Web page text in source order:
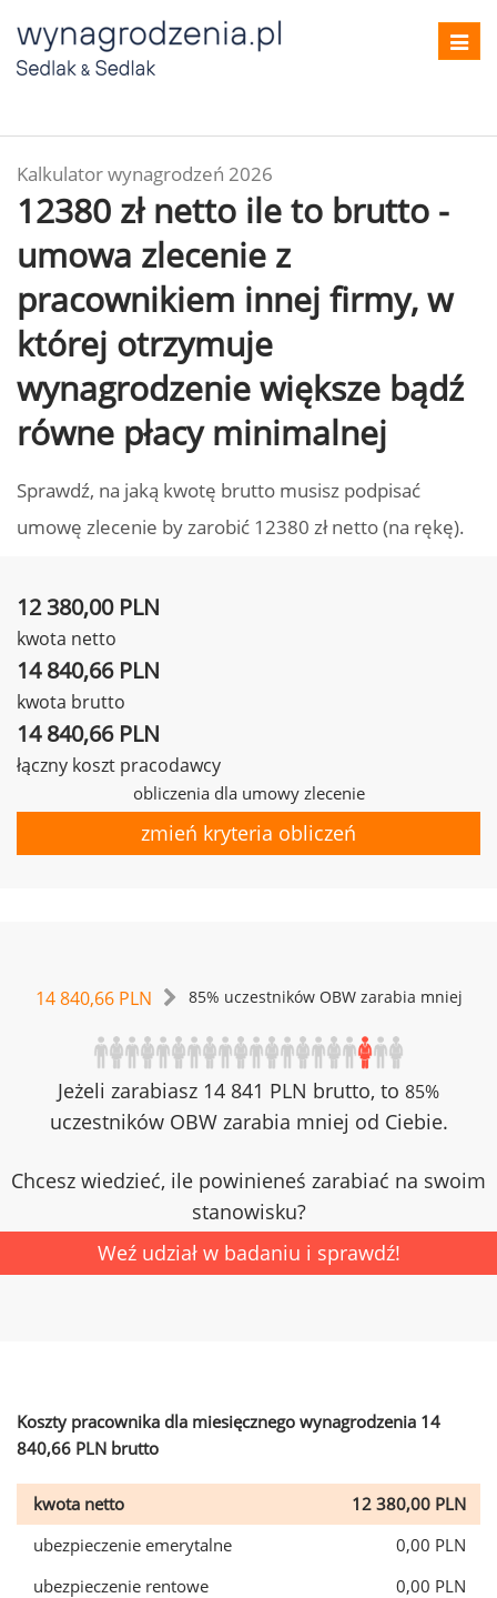
Kalkulator wynagrodzeń 2026
12380 zł netto ile to brutto -
umowa zlecenie z
pracownikiem innej firmy, w
której otrzymuje
wynagrodzenie większe bądź
równe płacy minimalnej
Sprawdź, na jaką kwotę brutto musisz podpisać
umowę zlecenie by zarobić 12380 zł netto (na rękę).
12 380,00 PLN
kwota netto
14 840,66 PLN
kwota brutto
14 840,66 PLN
łączny koszt pracodawcy
obliczenia dla umowy zlecenie
zmień kryteria obliczeń
14 840,66 PLN 85% uczestników OBW zarabia mniej
Jeżeli zarabiasz 14 841 PLN brutto, to 85%
uczestników OBW zarabia mniej od Ciebie.
Chcesz wiedzieć, ile powinieneś zarabiać na swoim
stanowisku?
Weź udział w badaniu i sprawdź!
Koszty pracownika dla miesięcznego wynagrodzenia 14
840,66 PLN brutto
kwota netto
12 380,00 PLN
ubezpieczenie emerytalne
0,00 PLN
ubezpieczenie rentowe
0,00 PLN